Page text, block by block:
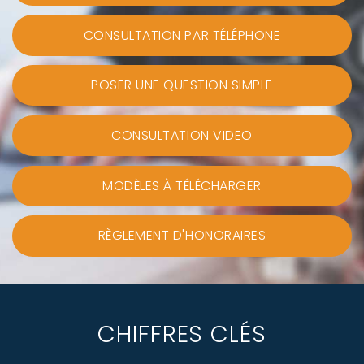
CONSULTATION PAR TÉLÉPHONE
POSER UNE QUESTION SIMPLE
CONSULTATION VIDEO
MODÈLES À TÉLÉCHARGER
RÈGLEMENT D'HONORAIRES
CHIFFRES CLÉS